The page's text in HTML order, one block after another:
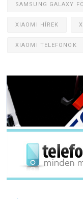
SAMSUNG GALAXY
XIAOMI HÍREK
XIAOMI TELEFONOK